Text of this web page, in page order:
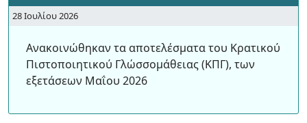
28 Ιουλίου 2026
Ανακοινώθηκαν τα αποτελέσματα του Κρατικού
Πιστοποιητικού Γλώσσομάθειας (ΚΠΓ), των
εξετάσεων Μαΐου 2026